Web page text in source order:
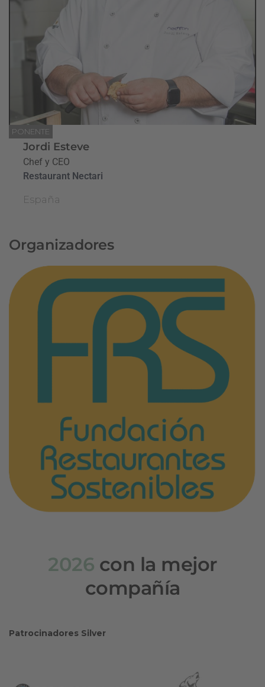
PONENTE
Jordi Esteve
Chef y CEO
Restaurant Nectari
España
Organizadores
2026 con la mejor
compañía
Patrocinadores Silver